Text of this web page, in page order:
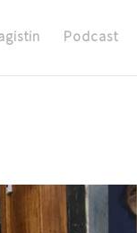
Podcast